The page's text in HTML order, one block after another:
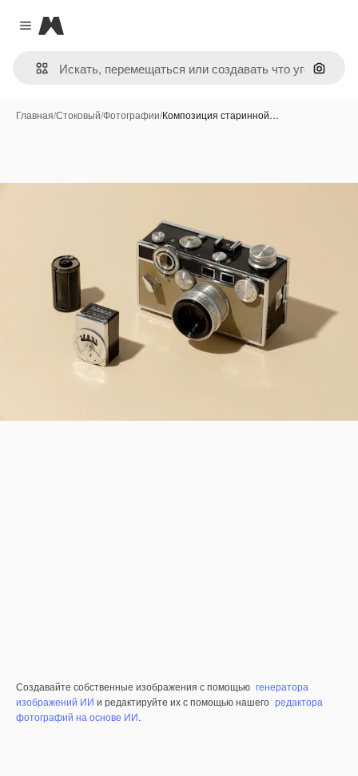
Close menu
Magnific
Поиск
Главная/Стоковый/Фотографии/Композиция старинной…
Создавайте собственные изображения с помощью генератора
изображений ИИ и редактируйте их с помощью нашего редактора
фотографий на основе ИИ.